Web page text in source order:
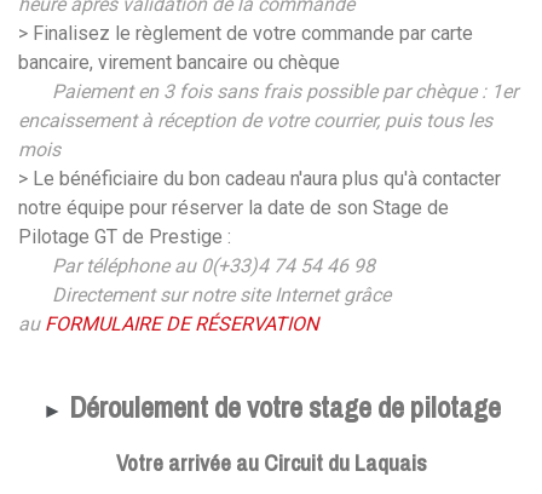
> Finalisez le règlement de votre commande par carte
bancaire, virement bancaire ou chèque
Paiement en 3 fois sans frais possible par chèque : 1er
encaissement à réception de votre courrier, puis tous les
mois
> Le bénéficiaire du bon cadeau n'aura plus qu'à contacter
notre équipe pour réserver la date de son Stage de
Pilotage GT de Prestige :
Par téléphone au 0(+33)4 74 54 46 98
Directement sur notre site Internet grâce
au FORMULAIRE DE RÉSERVATION
► Déroulement de votre stage de pilotage
Votre arrivée au Circuit du Laquais